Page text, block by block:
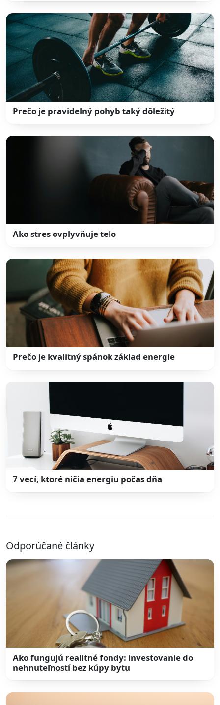
Prečo je pravidelný pohyb taký dôležitý
Ako stres ovplyvňuje telo
Prečo je kvalitný spánok základ energie
7 vecí, ktoré ničia energiu počas dňa
Odporúčané články
Ako fungujú realitné fondy: investovanie do
nehnuteľností bez kúpy bytu